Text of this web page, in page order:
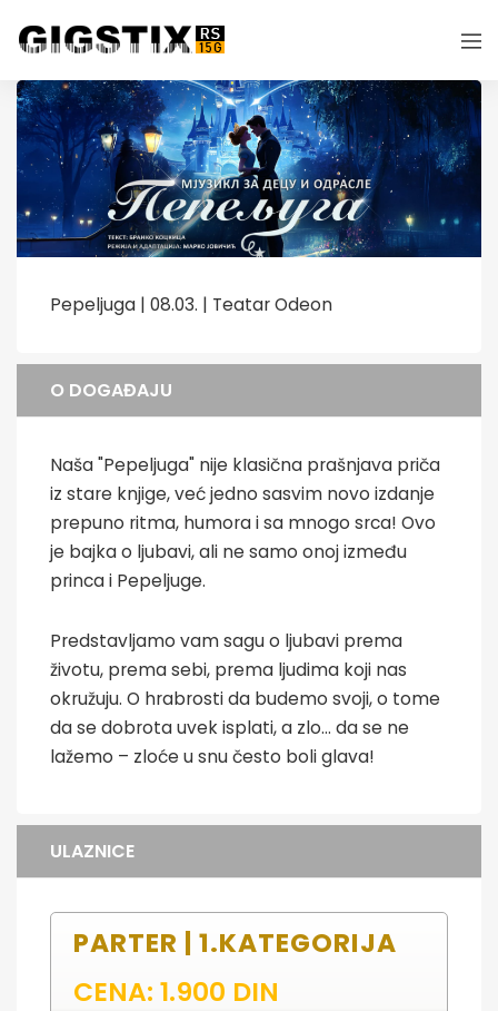
Pepeljuga | 08.03. | Teatar Odeon
O DOGAĐAJU
Naša "Pepeljuga" nije klasična prašnjava priča
iz stare knjige, već jedno sasvim novo izdanje
prepuno ritma, humora i sa mnogo srca! Ovo
je bajka o ljubavi, ali ne samo onoj između
princa i Pepeljuge.
Predstavljamo vam sagu o ljubavi prema
životu, prema sebi, prema ljudima koji nas
okružuju. O hrabrosti da budemo svoji, o tome
da se dobrota uvek isplati, a zlo… da se ne
lažemo – zloće u snu često boli glava!
ULAZNICE
PARTER | 1.KATEGORIJA
CENA: 1.900 DIN